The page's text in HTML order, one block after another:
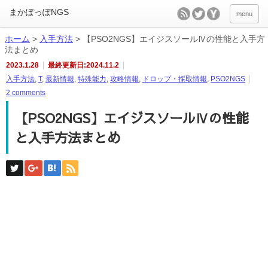
menu
ホーム > 入手方法 >
【PSO2NGS】エイジスソールⅣの性能と入手方
法まとめ
2023.1.28
最終更新日:2024.11.2
入手方法, T, 最新情報, 特殊能力, 攻略情報, ドロップ・採取情報, PSO2NGS
2 comments
【PSO2NGS】エイジスソールⅣの性能
と入手方法まとめ